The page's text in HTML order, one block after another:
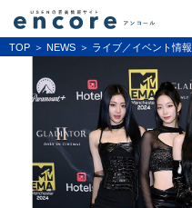
TOP NEWS ライブ／イベント情報